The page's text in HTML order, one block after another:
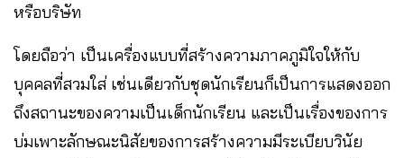
หรือบริษัท
โดยถือว่า เป็นเครื่องแบบที่สร้างความภาคภูมิใจให้กับ
บุคคลที่สวมใส่ เช่นเดียวกับชุดนักเรียนก็เป็นการแสดงออก
ถึงสถานะของความเป็นเด็กนักเรียน และเป็นเรื่องของการ
บ่มเพาะลักษณะนิสัยของการสร้างความมีระเบียบวินัย